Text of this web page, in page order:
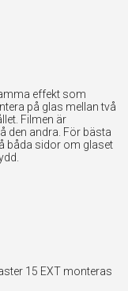
effekt som
på glas mellan två
Filmen är
den andra. För bästa
båda sidor om glaset
15 EXT monteras